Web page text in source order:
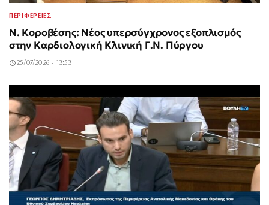
ΠΕΡΙΦΕΡΕΙΕΣ
Ν. Κοροβέσης: Νέος υπερσύγχρονος εξοπλισμός
στην Καρδιολογική Κλινική Γ.Ν. Πύργου
25/07/2026 - 13:53